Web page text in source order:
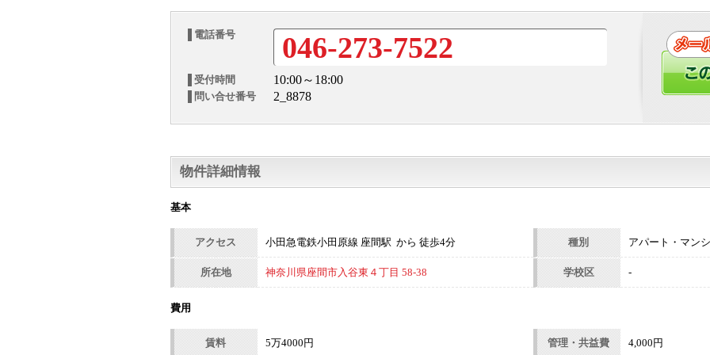
電話番号 046-273-7522
受付時間 10:00～18:00
問い合せ番号 2_8878
物件詳細情報
基本
アクセス 小田急電鉄小田原線 座間駅 から 徒歩4分 種別 アパート・マン
所在地 神奈川県座間市入谷東４丁目 58-38 学校区 -
費用
賃料 5万4000円 管理・共益費 4,000円